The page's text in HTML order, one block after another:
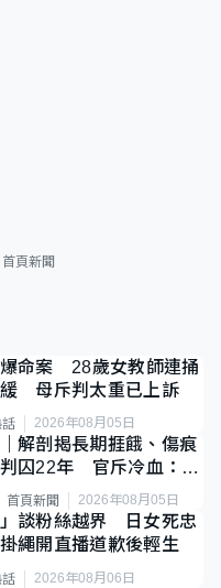
首頁新聞
命案 28歲女教師連捅
緩 母斥判太重已上訴
2026年08月05日
解剖揭長期捱餓、傷痕
囚22年 官斥冷血：同
首頁新聞 2026年08月05日
談粉絲越界 日女死忠
繩開直播道歉後輕生
2026年08月06日